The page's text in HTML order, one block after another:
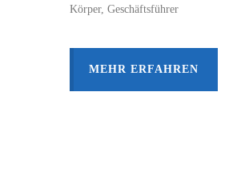
Körper, Geschäftsführer
MEHR ERFAHREN